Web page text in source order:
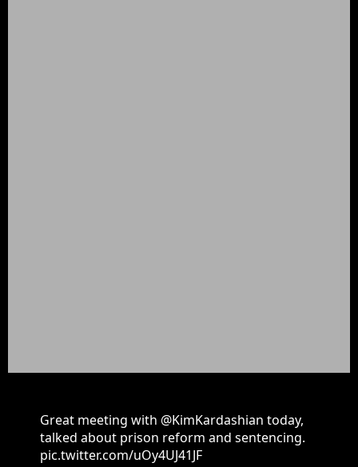
Great meeting with @KimKardashian today,
talked about prison reform and sentencing.
pic.twitter.com/uOy4UJ41JF